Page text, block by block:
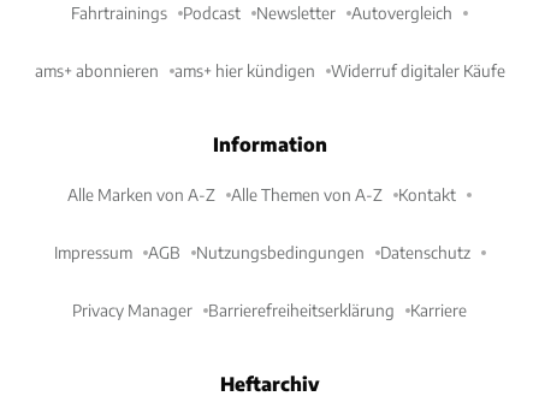
Fahrtrainings Podcast Newsletter Autovergleich
ams+ abonnieren ams+ hier kündigen Widerruf digitaler Käufe
Information
Alle Marken von A-Z Alle Themen von A-Z Kontakt
Impressum AGB Nutzungsbedingungen Datenschutz
Privacy Manager Barrierefreiheitserklärung Karriere
Heftarchiv